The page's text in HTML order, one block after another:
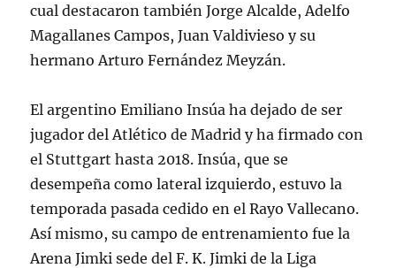
cual destacaron también Jorge Alcalde, Adelfo
Magallanes Campos, Juan Valdivieso y su
hermano Arturo Fernández Meyzán.
El argentino Emiliano Insúa ha dejado de ser
jugador del Atlético de Madrid y ha firmado con
el Stuttgart hasta 2018. Insúa, que se
desempeña como lateral izquierdo, estuvo la
temporada pasada cedido en el Rayo Vallecano.
Así mismo, su campo de entrenamiento fue la
Arena Jimki sede del F. K. Jimki de la Liga